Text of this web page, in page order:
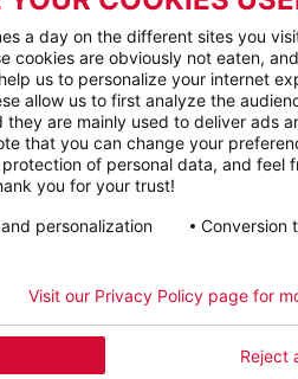
a day on the different sites you
cookies are obviously not eaten,
us to personalize your internet
allow us to first analyze the
they are mainly used to deliver ads
that you can change your
of personal data, and feel
you for your trust!
personalization
Conversion
Reject
Visit our Privacy Policy page for